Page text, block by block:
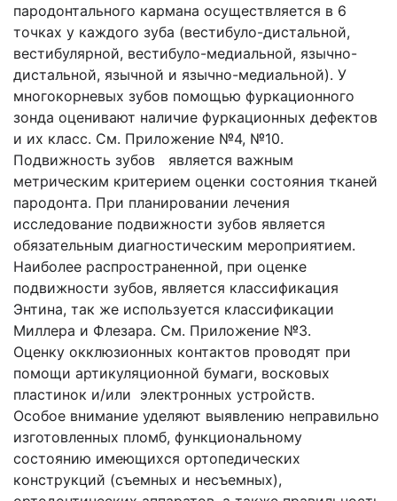
пародонтального кармана осуществляется в 6
точках у каждого зуба (вестибуло-дистальной,
вестибулярной, вестибуло-медиальной, язычно-
дистальной, язычной и язычно-медиальной). У
многокорневых зубов помощью фуркационного
зонда оценивают наличие фуркационных дефектов
и их класс. См. Приложение №4, №10.
Подвижность зубов является важным
метрическим критерием оценки состояния тканей
пародонта. При планировании лечения
исследование подвижности зубов является
обязательным диагностическим мероприятием.
Наиболее распространенной, при оценке
подвижности зубов, является классификация
Энтина, так же используется классификации
Миллера и Флезара. См. Приложение №3.
Оценку окклюзионных контактов проводят при
помощи ар­тикуляционной бумаги, восковых
пластинок и/или электронных устройств.
Особое внимание уделяют выявлению неправильно
изготовленных пломб, функциональному
состоянию имеющихся ортопедических
конструкций (съемных и несъемных),